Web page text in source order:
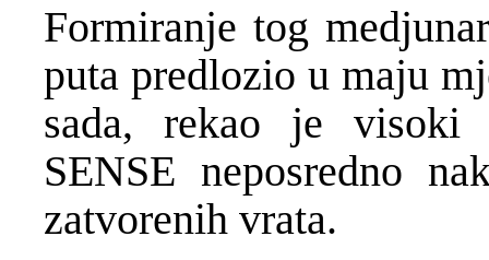
Formiranje tog
puta predlozio u maju
sada, rekao je visoki
SENSE neposredno
zatvorenih vrata.